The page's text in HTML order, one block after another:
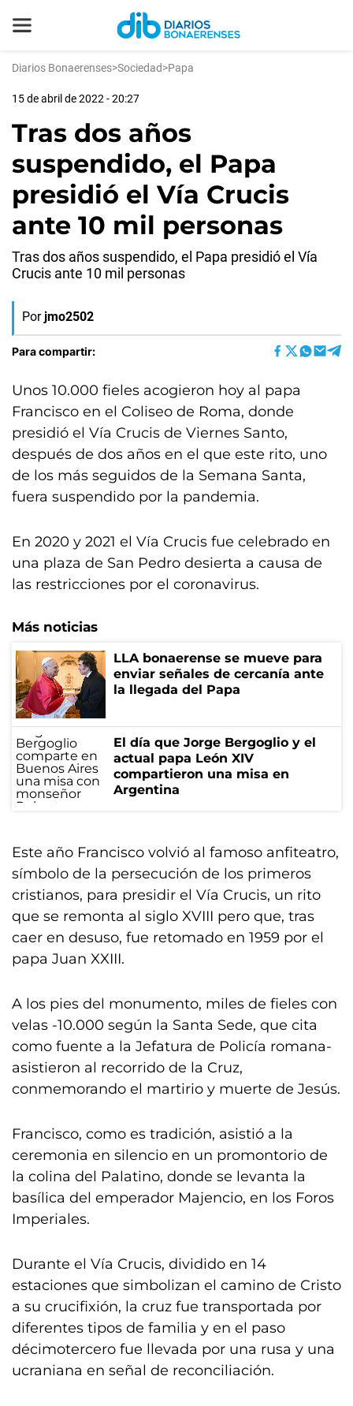
Diarios Bonaerenses>Sociedad>Papa
15 de abril de 2022 - 20:27
Tras dos años
suspendido, el Papa
presidió el Vía Crucis
ante 10 mil personas
Tras dos años suspendido, el Papa presidió el Vía
Crucis ante 10 mil personas
Por jmo2502
Para compartir:
Unos 10.000 fieles acogieron hoy al papa
Francisco en el Coliseo de Roma, donde
presidió el Vía Crucis de Viernes Santo,
después de dos años en el que este rito, uno
de los más seguidos de la Semana Santa,
fuera suspendido por la pandemia.
En 2020 y 2021 el Vía Crucis fue celebrado en
una plaza de San Pedro desierta a causa de
las restricciones por el coronavirus.
Más noticias
LLA bonaerense se mueve para
enviar señales de cercanía ante
la llegada del Papa
El día que Jorge Bergoglio y el
actual papa León XIV
compartieron una misa en
Argentina
Este año Francisco volvió al famoso anfiteatro,
símbolo de la persecución de los primeros
cristianos, para presidir el Vía Crucis, un rito
que se remonta al siglo XVIII pero que, tras
caer en desuso, fue retomado en 1959 por el
papa Juan XXIII.
A los pies del monumento, miles de fieles con
velas -10.000 según la Santa Sede, que cita
como fuente a la Jefatura de Policía romana-
asistieron al recorrido de la Cruz,
conmemorando el martirio y muerte de Jesús.
Francisco, como es tradición, asistió a la
ceremonia en silencio en un promontorio de
la colina del Palatino, donde se levanta la
basílica del emperador Majencio, en los Foros
Imperiales.
Durante el Vía Crucis, dividido en 14
estaciones que simbolizan el camino de Cristo
a su crucifixión, la cruz fue transportada por
diferentes tipos de familia y en el paso
décimotercero fue llevada por una rusa y una
ucraniana en señal de reconciliación.